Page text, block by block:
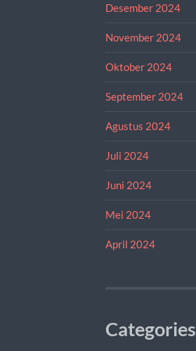
Desember 2024
November 2024
Oktober 2024
September 2024
Agustus 2024
Juli 2024
Juni 2024
Mei 2024
April 2024
Categories